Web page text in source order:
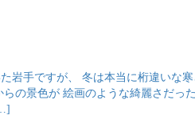
手ですが、 冬は本当に桁違いな
の景色が 絵画のような綺麗さだっ